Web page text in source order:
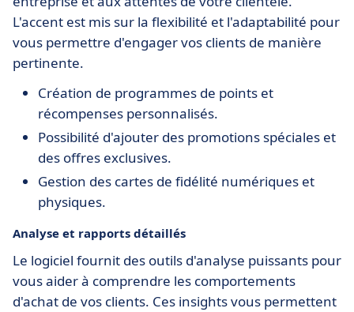
L'accent est mis sur la flexibilité et l'adaptabilité pour
vous permettre d'engager vos clients de manière
pertinente.
Création de programmes de points et
récompenses personnalisés.
Possibilité d'ajouter des promotions spéciales et
des offres exclusives.
Gestion des cartes de fidélité numériques et
physiques.
Analyse et rapports détaillés
Le logiciel fournit des outils d'analyse puissants pour
vous aider à comprendre les comportements
d'achat de vos clients. Ces insights vous permettent